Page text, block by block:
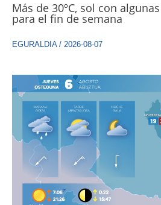
Más de 30ºC, sol con
para el fin de semana
EGURALDIA/ 2026-08-07